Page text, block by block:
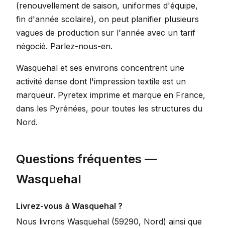
(renouvellement de saison, uniformes d'équipe,
fin d'année scolaire), on peut planifier plusieurs
vagues de production sur l'année avec un tarif
négocié. Parlez-nous-en.
Wasquehal et ses environs concentrent une
activité dense dont l'impression textile est un
marqueur. Pyretex imprime et marque en France,
dans les Pyrénées, pour toutes les structures du
Nord.
Questions fréquentes —
Wasquehal
Livrez-vous à Wasquehal ?
Nous livrons Wasquehal (59290, Nord) ainsi que